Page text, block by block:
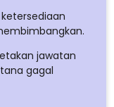
jawatan
gagal